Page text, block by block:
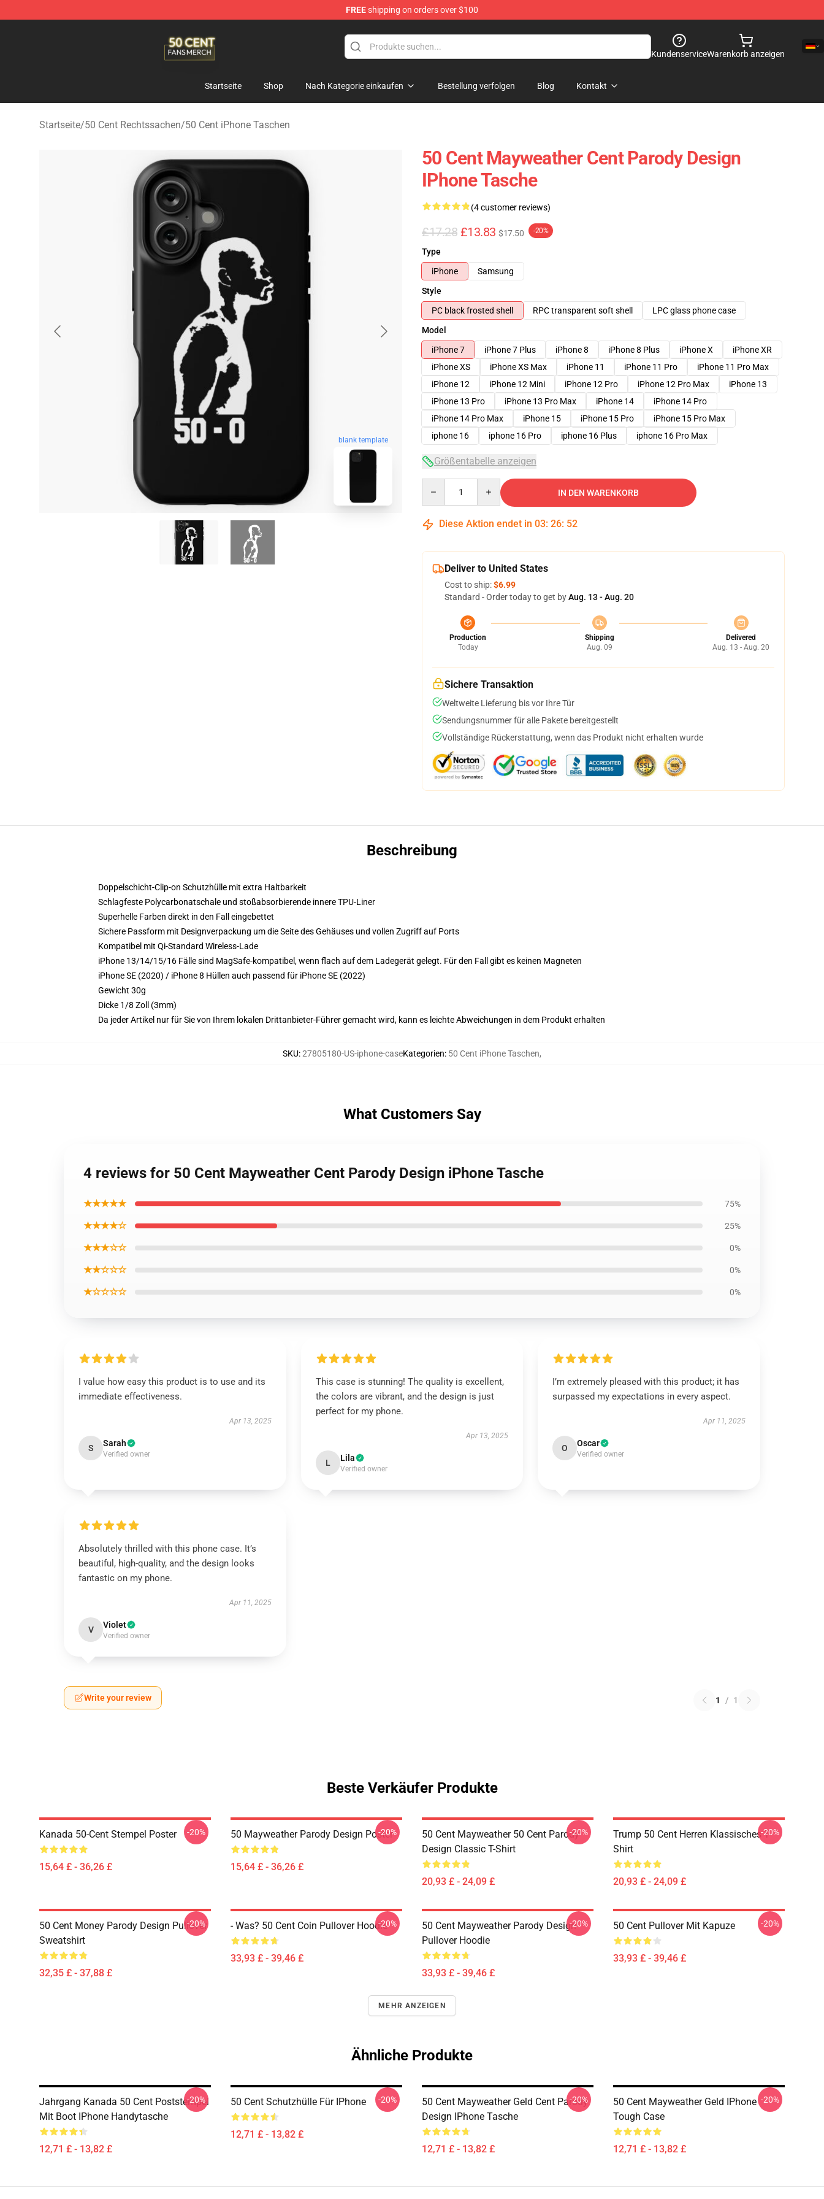
FREEshipping on orders over $100
KundenserviceWarenkorb anzeigen
Startseite Shop Nach Kategorie einkaufen Bestellung verfolgen Blog Kontakt
Startseite/50 Cent Rechtssachen/50 Cent iPhone Taschen
blank template
50 Cent Mayweather Cent Parody Design
IPhone Tasche
(4 customer reviews)
£17.28 £13.83 $17.50 -20%
Type
iPhone
Samsung
Style
PC black frosted shell
RPC transparent soft shell
LPC glass phone case
Model
iPhone 7
iPhone 7 Plus iPhone 8 iPhone 8 Plus iPhone X
iPhone XR
iPhone XS
iPhone XS Max iPhone 11 iPhone 11 Pro
iPhone 11 Pro Max
iPhone 12
iPhone 12 Mini iPhone 12 Pro iPhone 12 Pro Max
iPhone 13
iPhone 13 Pro
iPhone 13 Pro Max iPhone 14
iPhone 14 Pro
iPhone 14 Pro Max
iPhone 15 iPhone 15 Pro
iPhone 15 Pro Max
iphone 16
iphone 16 Pro iphone 16 Plus iphone 16 Pro Max
Größentabelle anzeigen
IN DEN WARENKORB
Diese Aktion endet in 03: 26: 51
Deliver to United States
Cost to ship:$6.99
Standard - Order today to get byAug. 13 - Aug. 20
Production
Today
Shipping
Aug. 09
Delivered
Aug. 13 - Aug. 20
Sichere Transaktion
Weltweite Lieferung bis vor Ihre Tür
Sendungsnummer für alle Pakete bereitgestellt
Vollständige Rückerstattung, wenn das Produkt nicht erhalten wurde
Beschreibung
Doppelschicht-Clip-on Schutzhülle mit extra Haltbarkeit
Schlagfeste Polycarbonatschale und stoßabsorbierende innere TPU-Liner
Superhelle Farben direkt in den Fall eingebettet
Sichere Passform mit Designverpackung um die Seite des Gehäuses und vollen Zugriff auf Ports
Kompatibel mit Qi-Standard Wireless-Lade
iPhone 13/14/15/16 Fälle sind MagSafe-kompatibel, wenn flach auf dem Ladegerät gelegt. Für den Fall gibt es keinen Magneten
iPhone SE (2020) / iPhone 8 Hüllen auch passend für iPhone SE (2022)
Gewicht 30g
Dicke 1/8 Zoll (3mm)
Da jeder Artikel nur für Sie von Ihrem lokalen Drittanbieter-Führer gemacht wird, kann es leichte Abweichungen in dem Produkt erhalten
SKU:27805180-US-iphone-caseKategorien: 50 Cent iPhone Taschen,
What Customers Say
4 reviews for 50 Cent Mayweather Cent Parody Design iPhone Tasche
★★★★★ 75%
★★★★☆ 25%
★★★☆☆ 0%
★★☆☆☆ 0%
★☆☆☆☆ 0%
I value how easy this product is to use and its
immediate effectiveness.
Apr 13, 2025
S Sarah
Verified owner
This case is stunning! The quality is excellent,
the colors are vibrant, and the design is just
perfect for my phone.
Apr 13, 2025
L Lila
Verified owner
I’m extremely pleased with this product; it has
surpassed my expectations in every aspect.
Apr 11, 2025
O Oscar
Verified owner
Absolutely thrilled with this phone case. It’s
beautiful, high-quality, and the design looks
fantastic on my phone.
Apr 11, 2025
V Violet
Verified owner
Write your review 1 / 1
Beste Verkäufer Produkte
Kanada 50-Cent Stempel Poster
15,64 £ - 36,26 £
-20% 50 Mayweather Parody Design Poster
15,64 £ - 36,26 £
-20%
50 Cent Mayweather 50 Cent Parody
Design Classic T-Shirt
20,93 £ - 24,09 £
-20%
Trump 50 Cent Herren Klassisches T-
Shirt
20,93 £ - 24,09 £
-20%
50 Cent Money Parody Design Pullover
Sweatshirt
32,35 £ - 37,88 £
-20% - Was? 50 Cent Coin Pullover Hoodie
33,93 £ - 39,46 £
-20%
50 Cent Mayweather Parody Design
Pullover Hoodie
33,93 £ - 39,46 £
-20% 50 Cent Pullover Mit Kapuze
33,93 £ - 39,46 £
-20%
MEHR ANZEIGEN
Ähnliche Produkte
Jahrgang Kanada 50 Cent Poststempel
Mit Boot IPhone Handytasche
12,71 £ - 13,82 £
-20% 50 Cent Schutzhülle Für IPhone
12,71 £ - 13,82 £
-20%
50 Cent Mayweather Geld Cent Parody
Design IPhone Tasche
12,71 £ - 13,82 £
-20%
50 Cent Mayweather Geld IPhone
Tough Case
12,71 £ - 13,82 £
-20%